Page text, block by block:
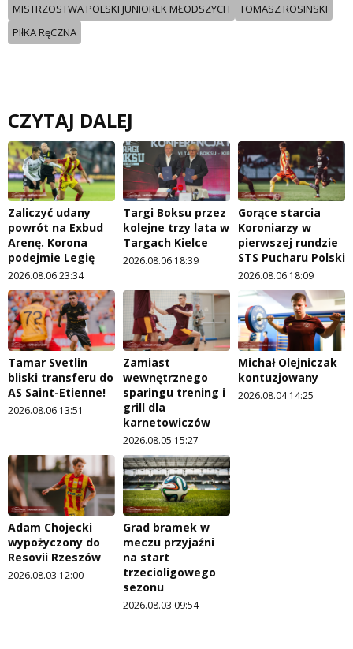
MISTRZOSTWA POLSKI JUNIOREK MŁODSZYCH
TOMASZ ROSINSKI
PIłKA RęCZNA
CZYTAJ DALEJ
Zaliczyć udany
powrót na Exbud
Arenę. Korona
podejmie Legię
2026.08.06 23:34
Targi Boksu przez
kolejne trzy lata w
Targach Kielce
2026.08.06 18:39
Gorące starcia
Koroniarzy w
pierwszej rundzie
STS Pucharu Polski
2026.08.06 18:09
Tamar Svetlin
bliski transferu do
AS Saint-Etienne!
2026.08.06 13:51
Zamiast
wewnętrznego
sparingu trening i
grill dla
karnetowiczów
2026.08.05 15:27
Michał Olejniczak
kontuzjowany
2026.08.04 14:25
Adam Chojecki
wypożyczony do
Resovii Rzeszów
2026.08.03 12:00
Grad bramek w
meczu przyjaźni
na start
trzecioligowego
sezonu
2026.08.03 09:54